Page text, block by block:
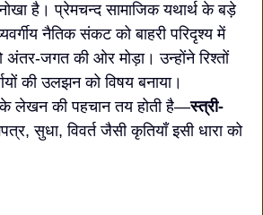
है। प्रेमचन्द सामाजिक यथार्थ के बड़े
नैतिक संकट को बाहरी परिदृश्य में
जगत की ओर मोड़ा। उन्होंने रिश्तों
की उलझन को विषय बनाया।
लेखन की पहचान तय होती है—स्त्री-
सुधा, विवर्त जैसी कृतियाँ इसी धारा को